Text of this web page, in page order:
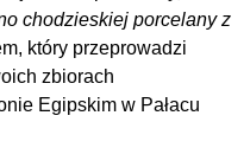
chodzieskiej porcelany z
który przeprowadzi
zbiorach
Egipskim w Pałacu